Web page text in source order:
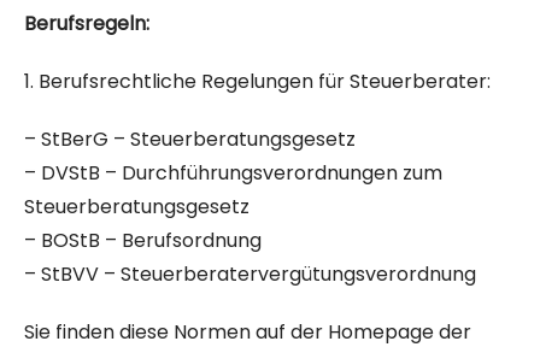
Berufsregeln:
1. Berufsrechtliche Regelungen für Steuerberater:
– StBerG – Steuerberatungsgesetz
– DVStB – Durchführungsverordnungen zum
Steuerberatungsgesetz
– BOStB – Berufsordnung
– StBVV – Steuerberatervergütungsverordnung
Sie finden diese Normen auf der Homepage der